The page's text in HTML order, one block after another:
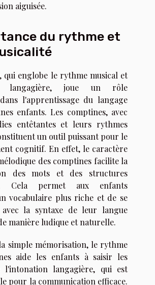
aiguisée.
du rythme et
qui englobe le rythme musical et
langagière, joue un rôle
l'apprentissage du langage
enfants. Les comptines, avec
entêtantes et leurs rythmes
un outil puissant pour le
cognitif. En effet, le caractère
des comptines facilite la
des mots et des structures
Cela permet aux enfants
vocabulaire plus riche et de se
la syntaxe de leur langue
manière ludique et naturelle.
simple mémorisation, le rythme
aide les enfants à saisir les
l'intonation langagière, qui est
pour la communication efficace.